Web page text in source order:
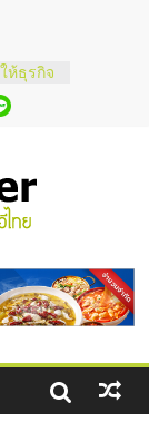
นดี?
ตอบ
ธุรกิจ
ฟรน